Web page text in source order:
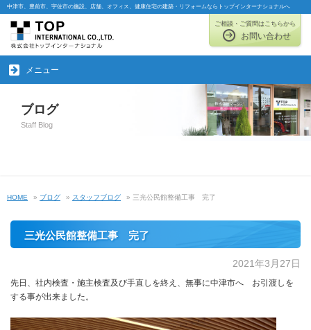
中津市、豊前市、宇佐市の施設、店舗、オフィス、健康住宅の建築・リフォームならトップインターナショナルへ
ご相談・ご質問はこちらから
お問い合わせ
メニュー
ブログ
Staff Blog
HOME » ブログ » スタッフブログ » 三光公民館整備工事 完了
三光公民館整備工事 完了
2021年3月27日
先日、社内検査・施主検査及び手直しを終え、無事に中津市へ お引渡しを
する事が出来ました。